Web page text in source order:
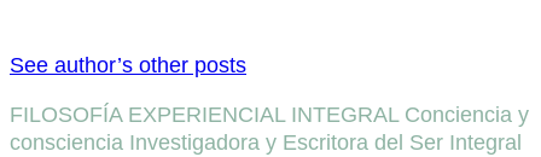
See author’s other posts
FILOSOFÍA EXPERIENCIAL INTEGRAL Conciencia y
consciencia Investigadora y Escritora del Ser Integral